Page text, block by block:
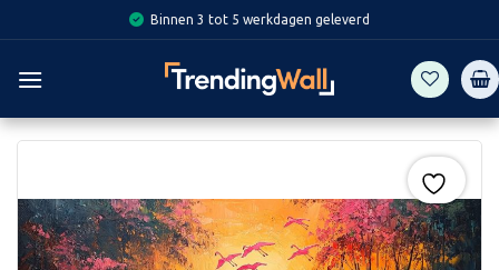
to
content
Binnen 3 tot 5 werkdagen geleverd